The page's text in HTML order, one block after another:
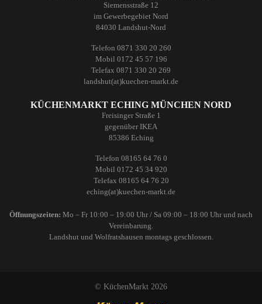
Siemensstraße 12
im Gewerbegebiet Nord
84030 Landshut-Nord
Telefon 0871 330 20 260
Mobil 0172 45 57 196
Telefax 0871 330 20 269
landshut(at)kuechen-markt.de
KÜCHENMARKT ECHING MÜNCHEN NORD
Freisinger Straße 1
gegenüber IKEA
85386 Eching
Telefon 08165 64 76 0
Mobil 0172 45 34 920
Telefax 08165 64 76 20
eching(at)kuechen-markt.de
Öffnungszeiten: Mo – Fr 10:00 – 19:00 Uhr / Sa 09:00 – 18:00 Uhr und nach
Vereinbarung.
Landshut und Wolfratshausen montags geschlossen.
© KüchenMarkt 2026